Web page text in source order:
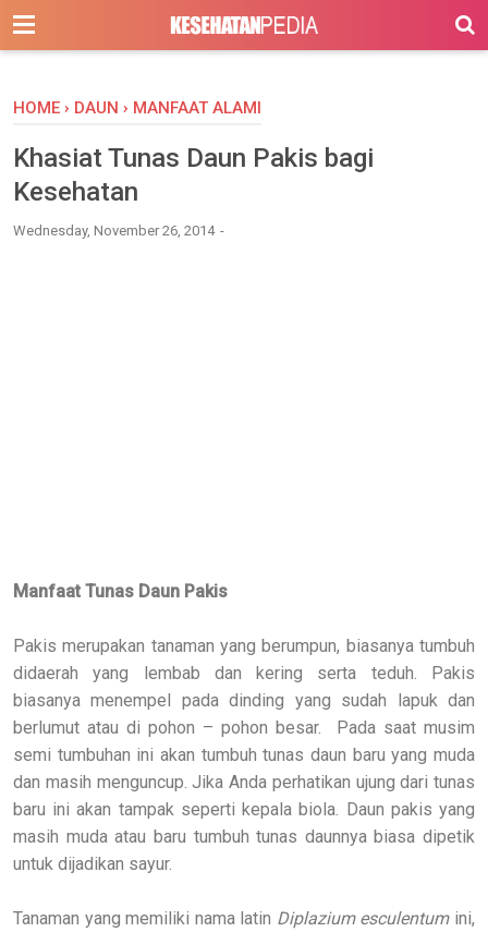
-->
HOME › DAUN › MANFAAT ALAMI
Khasiat Tunas Daun Pakis bagi
Kesehatan
Wednesday, November 26, 2014
Manfaat Tunas Daun Pakis
Pakis merupakan tanaman yang berumpun, biasanya tumbuh
didaerah yang lembab dan kering serta teduh. Pakis
biasanya menempel pada dinding yang sudah lapuk dan
berlumut atau di pohon – pohon besar. Pada saat musim
semi tumbuhan ini akan tumbuh tunas daun baru yang muda
dan masih menguncup. Jika Anda perhatikan ujung dari tunas
baru ini akan tampak seperti kepala biola. Daun pakis yang
masih muda atau baru tumbuh tunas daunnya biasa dipetik
untuk dijadikan sayur.
Tanaman yang memiliki nama latin Diplazium esculentum ini,